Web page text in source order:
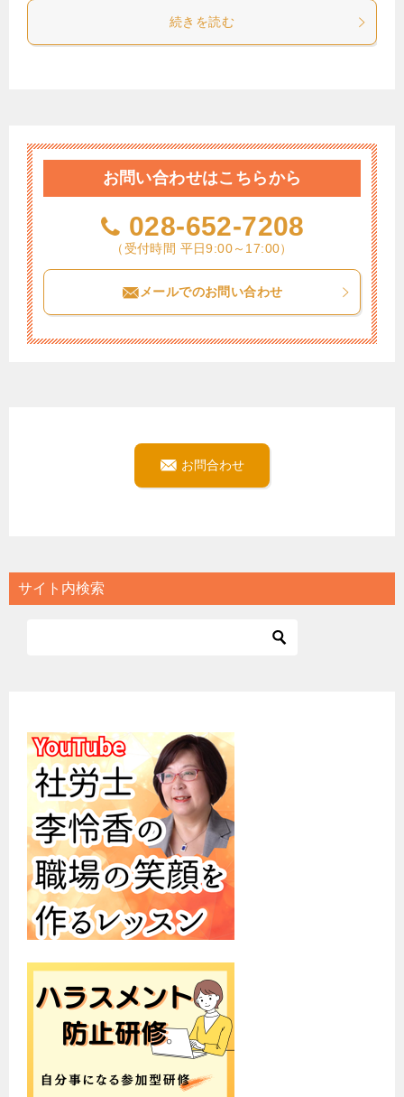
続きを読む
お問い合わせはこちらから
028-652-7208
（受付時間 平日9:00～17:00）
メールでのお問い合わせ
お問合わせ
サイト内検索